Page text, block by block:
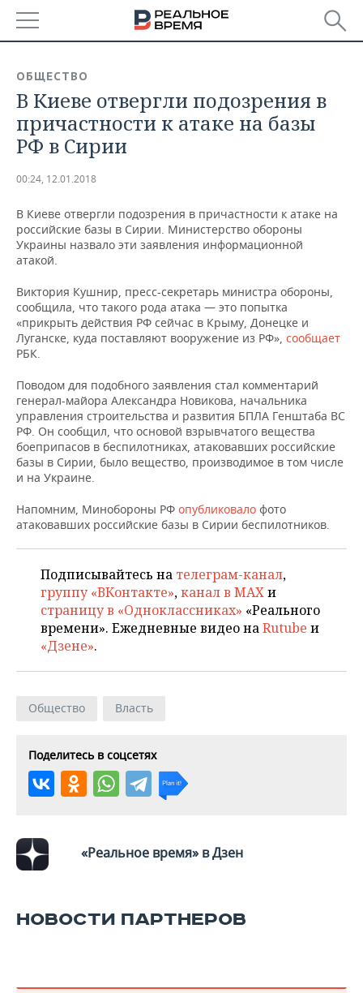
БАШКОРТОСТАН
ТАТАРСТАН
НОВОСТИ
АНАЛИТИКА
ДЕКЛАРАЦИИ О ДОХОДАХ
КОРОЛИ ГОСЗАКАЗА ПФО
КОМУ ПРИНАДЛЕЖАТ
ТОРГОВЫЕ ЦЕНТРЫ
ТАТАРСТАНА
НОВОСТИ ЭКОНОМИКИ
ФИНАНСЫ
БЮДЖЕТ
ИНВЕСТИЦИИ
ПРОМЫШЛЕННОСТЬ
НОВОСТИ
ПРОМЫШЛЕННОСТИ
АГРОПРОМ
МАШИНОСТРОЕНИЕ
НЕФТЬ
ОПК
ЭНЕРГЕТИКА
НЕДВИЖИМОСТЬ
НОВОСТИ АВТО
БИЗНЕС
НОВОСТИ БИЗНЕСА
РОЗНИЧНАЯ ТОРГОВЛЯ
ТРАНСПОРТ
УСЛУГИ
ТЕХНОЛОГИИ
НОВОСТИ ТЕХНОЛОГИЙ
IT
МЕДИА
ТЕЛЕКОММУНИКАЦИИ
МЕРОПРИЯТИЯ
НОВОСТИ МЕРОПРИЯТИЙ
ВЫЕЗДНАЯ РЕДАКЦИЯ
БИЗНЕС-БРАНЧИ
ОТКРЫТАЯ ЛЕКЦИЯ
СПОРТ
НОВОСТИ СПОРТА
ФУТБОЛ
БАСКЕТБОЛ
ВОЛЕЙБОЛ
КИБЕРСПОРТ
ХОККЕЙ С МЯЧОМ
ОБЩЕСТВО
НОВОСТИ ОБЩЕСТВА
ИНФРАСТРУКТУРА
ИСТОРИЯ
КУЛЬТУРА
ПРОИСШЕСТВИЯ
ФОТОГАЛЕРЕЯ
СПРАВОЧНИК
СПИСОК ПЕРСОН
СПИСОК КОМПАНИЙ
ПОЛНАЯ ВЕРСИЯ
ОБЩЕСТВО
В Киеве отвергли подозрения в
причастности к атаке на базы
РФ в Сирии
00:24, 12.01.2018
В Киеве отвергли подозрения в причастности к атаке на
российские базы в Сирии. Министерство обороны
Украины назвало эти заявления информационной
атакой.
Виктория Кушнир, пресс-секретарь министра обороны,
сообщила, что такого рода атака — это попытка
«прикрыть действия РФ сейчас в Крыму, Донецке и
Луганске, куда поставляют вооружение из РФ», сообщает
РБК.
Поводом для подобного заявления стал комментарий
генерал-майора Александра Новикова, начальника
управления строительства и развития БПЛА Генштаба ВС
РФ. Он сообщил, что основой взрывчатого вещества
боеприпасов в беспилотниках, атаковавших российские
базы в Сирии, было вещество, производимое в том числе
и на Украине.
Напомним, Минобороны РФ опубликовало фото
атаковавших российские базы в Сирии беспилотников.
Подписывайтесь на телеграм-канал,
группу «ВКонтакте»,канал в MAXи
страницу в «Одноклассниках» «Реального
времени». Ежедневные видео наRutube и
«Дзене».
Общество Власть
Поделитесь в соцсетях
«Реальное время» в Дзен
НОВОСТИ ПАРТНЕРОВ